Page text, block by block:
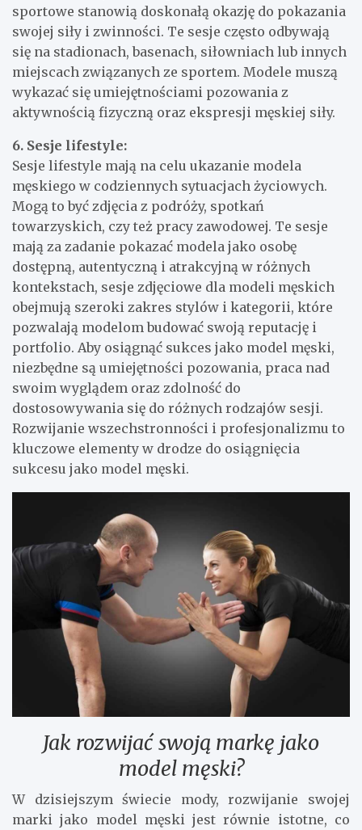
sportowe stanowią doskonałą okazję do pokazania
swojej siły i zwinności. Te sesje często odbywają
się na stadionach, basenach, siłowniach lub innych
miejscach związanych ze sportem. Modele muszą
wykazać się umiejętnościami pozowania z
aktywnością fizyczną oraz ekspresji męskiej siły.
6. Sesje lifestyle:
Sesje lifestyle mają na celu ukazanie modela
męskiego w codziennych sytuacjach życiowych.
Mogą to być zdjęcia z podróży, spotkań
towarzyskich, czy też pracy zawodowej. Te sesje
mają za zadanie pokazać modela jako osobę
dostępną, autentyczną i atrakcyjną w różnych
kontekstach, sesje zdjęciowe dla modeli męskich
obejmują szeroki zakres stylów i kategorii, które
pozwalają modelom budować swoją reputację i
portfolio. Aby osiągnąć sukces jako model męski,
niezbędne są umiejętności pozowania, praca nad
swoim wyglądem oraz zdolność do
dostosowywania się do różnych rodzajów sesji.
Rozwijanie wszechstronności i profesjonalizmu to
kluczowe elementy w drodze do osiągnięcia
sukcesu jako model męski.
Jak rozwijać swoją markę jako
model męski?
W dzisiejszym świecie mody, rozwijanie swojej
marki jako model męski jest równie istotne, co